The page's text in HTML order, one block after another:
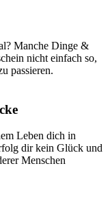
Manche Dinge &
nicht einfach so,
passieren.
Leben dich in
dir kein Glück und
Menschen